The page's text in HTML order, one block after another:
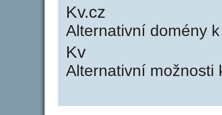
Kv.cz
Alternativní domény
Kv
Alternativní možnosti